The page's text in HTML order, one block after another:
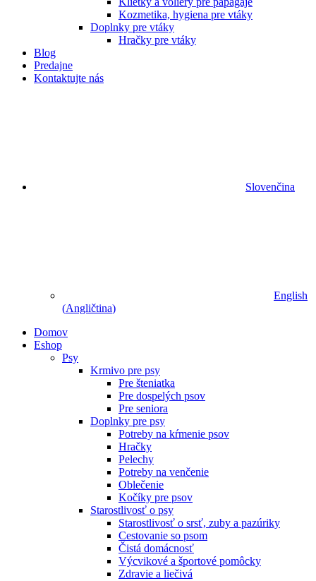
Kozmetika, hygiena pre vtáky
Doplnky pre vtáky
Hračky pre vtáky
Blog
Predajne
Kontaktujte nás
Slovenčina
English
(Angličtina)
Domov
Eshop
Psy
Krmivo pre psy
Pre šteniatka
Pre dospelých psov
Pre seniora
Doplnky pre psy
Potreby na kŕmenie psov
Hračky
Pelechy
Potreby na venčenie
Oblečenie
Kočíky pre psov
Starostlivosť o psy
Starostlivosť o srsť, zuby a pazúriky
Cestovanie so psom
Čistá domácnosť
Výcvikové a športové pomôcky
Zdravie a liečivá